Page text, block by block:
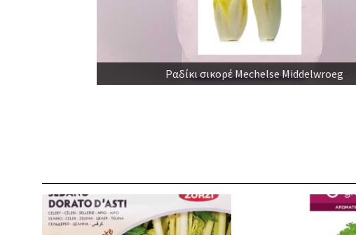
Σέλερι κατσαρό Zwolse Krul παραδοσιακό